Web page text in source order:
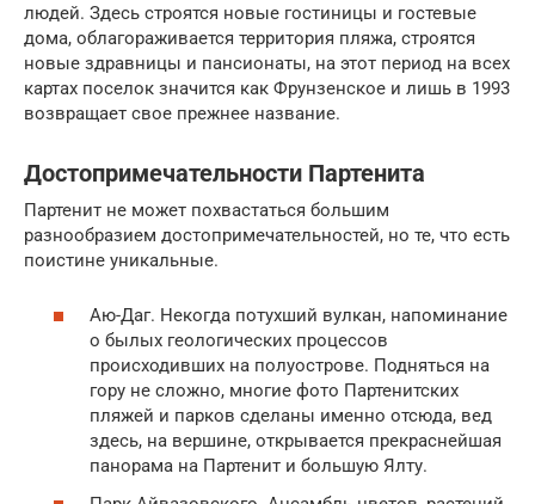
людей. Здесь строятся новые гостиницы и гостевые
дома, облагораживается территория пляжа, строятся
новые здравницы и пансионаты, на этот период на всех
картах поселок значится как Фрунзенское и лишь в 1993
возвращает свое прежнее название.
Достопримечательности Партенита
Партенит не может похвастаться большим
разнообразием достопримечательностей, но те, что есть
поистине уникальные.
Аю-Даг. Некогда потухший вулкан, напоминание
о былых геологических процессов
происходивших на полуострове. Подняться на
гору не сложно, многие фото Партенитских
пляжей и парков сделаны именно отсюда, вед
здесь, на вершине, открывается прекраснейшая
панорама на Партенит и большую Ялту.